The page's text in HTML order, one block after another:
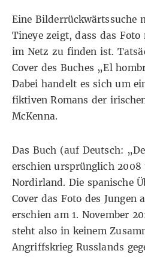
EineBilderrückwärtssuche
Tineye zeigt, dass das Foto
im Netz zu finden ist.
Cover des Buches „El
Dabei handelt es sich um
fiktiven Romans der
McKenna.
Das Buch (auf Deutsch:
erschien ursprünglich
Nordirland. Die spanische
Cover das Foto des Jungen
erschien am 1. November
steht also in keinem
Angriffskrieg Russlands